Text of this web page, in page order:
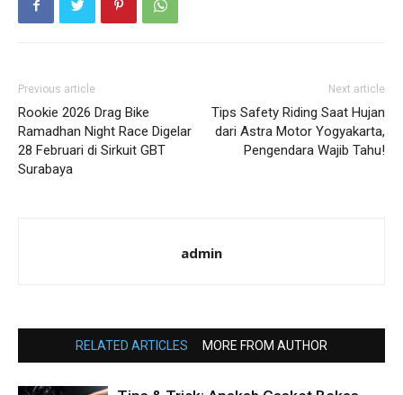
Previous article
Rookie 2026 Drag Bike
Ramadhan Night Race Digelar
28 Februari di Sirkuit GBT
Surabaya
Next article
Tips Safety Riding Saat Hujan
dari Astra Motor Yogyakarta,
Pengendara Wajib Tahu!
admin
RELATED ARTICLES MORE FROM AUTHOR